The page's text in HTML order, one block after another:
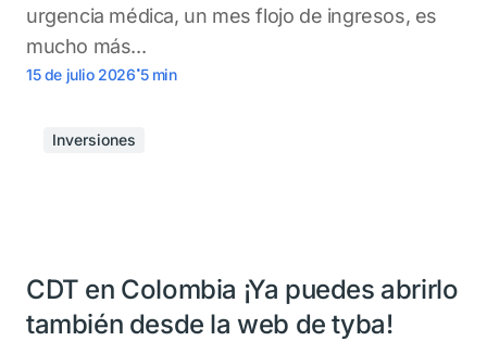
urgencia médica, un mes flojo de ingresos, es
mucho más...
15 de julio 2026.5 min
Inversiones
CDT en Colombia ¡Ya puedes abrirlo
también desde la web de tyba!